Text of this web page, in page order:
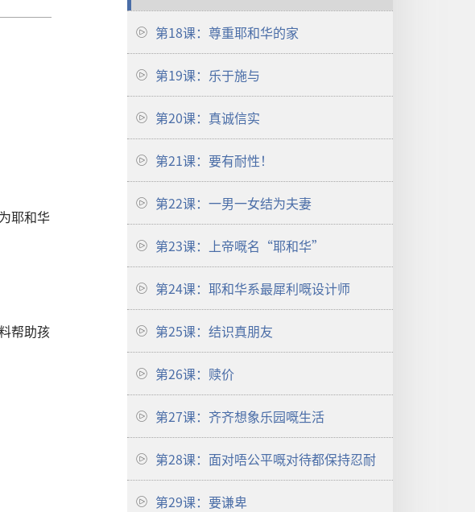
耶和华
帮助孩
第18课：尊重耶和华的家
第19课：乐于施与
第20课：真诚信实
第21课：要有耐性！
第22课：一男一女结为夫妻
第23课：上帝嘅名“耶和华”
第24课：耶和华系最犀利嘅设计师
第25课：结识真朋友
第26课：赎价
第27课：齐齐想象乐园嘅生活
第28课：面对唔公平嘅对待都保持忍耐
第29课：要谦卑